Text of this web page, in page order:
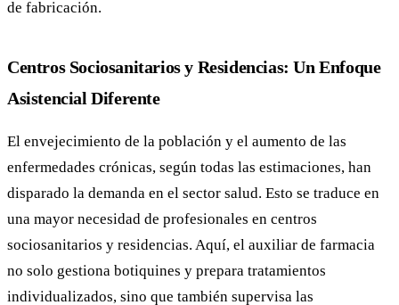
de fabricación.
Centros Sociosanitarios y Residencias: Un Enfoque
Asistencial Diferente
El envejecimiento de la población y el aumento de las
enfermedades crónicas, según todas las estimaciones, han
disparado la demanda en el sector salud. Esto se traduce en
una mayor necesidad de profesionales en centros
sociosanitarios y residencias. Aquí, el auxiliar de farmacia
no solo gestiona botiquines y prepara tratamientos
individualizados, sino que también supervisa las